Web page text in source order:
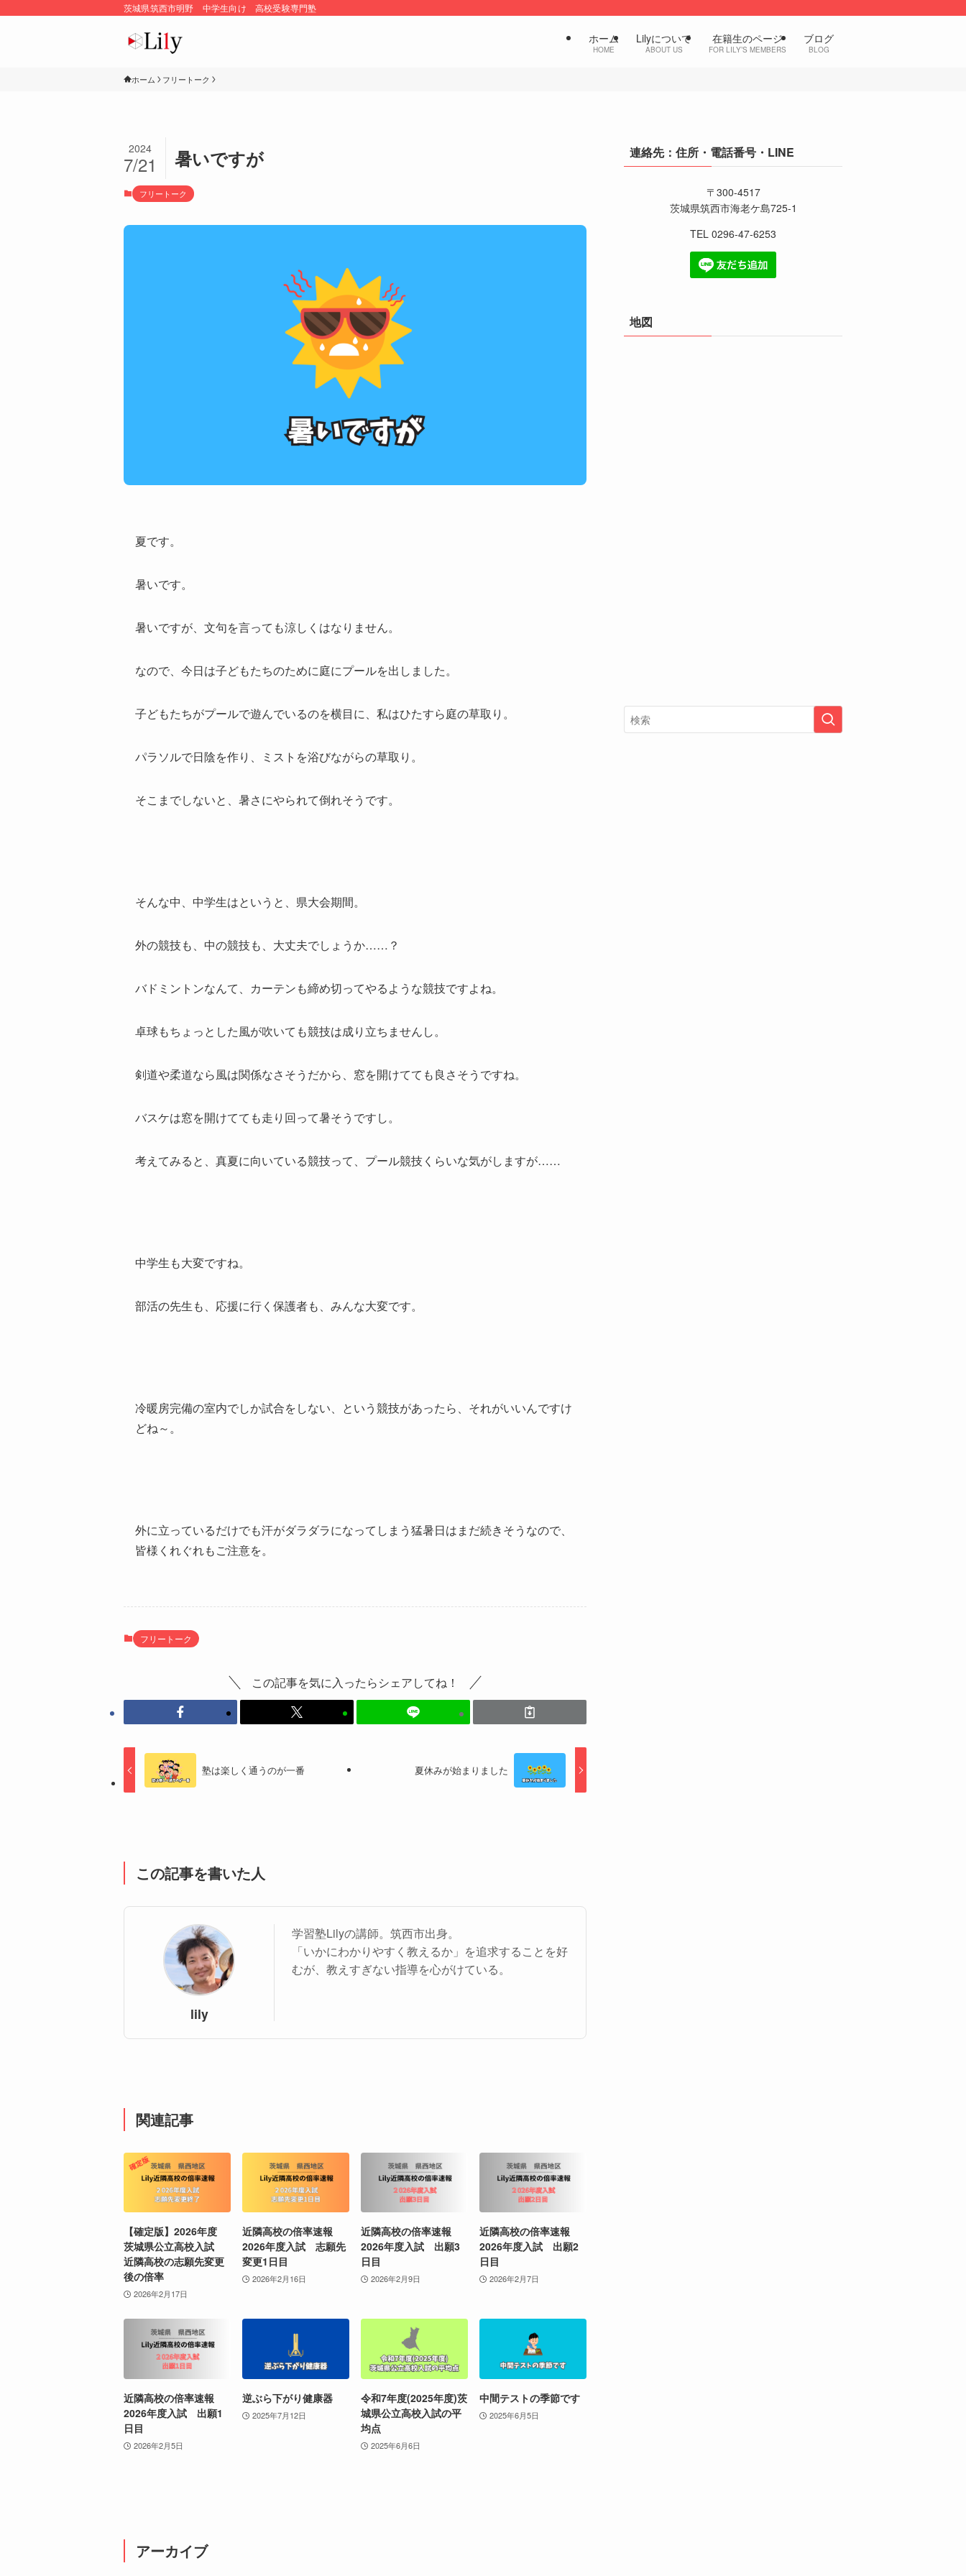
茨城県筑西市明野 中学生向け 高校受験専門塾
ホーム
HOME
Lilyについて
ABOUT US
在籍生のページ
FOR LILY’S MEMBERS
ブログ
BLOG
ホーム フリートーク
暑いですが
2024
7/21
フリートーク
夏です。
暑いです。
暑いですが、文句を言っても涼しくはなりません。
なので、今日は子どもたちのために庭にプールを出しました。
子どもたちがプールで遊んでいるのを横目に、私はひたすら庭の草取り。
パラソルで日陰を作り、ミストを浴びながらの草取り。
そこまでしないと、暑さにやられて倒れそうです。
そんな中、中学生はというと、県大会期間。
外の競技も、中の競技も、大丈夫でしょうか……？
バドミントンなんて、カーテンも締め切ってやるような競技ですよね。
卓球もちょっとした風が吹いても競技は成り立ちませんし。
剣道や柔道なら風は関係なさそうだから、窓を開けてても良さそうですね。
バスケは窓を開けてても走り回って暑そうですし。
考えてみると、真夏に向いている競技って、プール競技くらいな気がしますが……
中学生も大変ですね。
部活の先生も、応援に行く保護者も、みんな大変です。
冷暖房完備の室内でしか試合をしない、という競技があったら、それがいいんですけ
どね～。
外に立っているだけでも汗がダラダラになってしまう猛暑日はまだ続きそうなので、
皆様くれぐれもご注意を。
フリートーク
この記事を気に入ったらシェアしてね！
塾は楽しく通うのが一番 夏休みが始まりました
この記事を書いた人
lily
学習塾Lilyの講師。筑西市出身。
「いかにわかりやすく教えるか」を追求することを好
むが、教えすぎない指導を心がけている。
関連記事
【確定版】2026年度
茨城県公立高校入試
近隣高校の志願先変更
後の倍率
2026年2月17日
近隣高校の倍率速報
2026年度入試 志願先
変更1日目
2026年2月16日
近隣高校の倍率速報
2026年度入試 出願3
日目
2026年2月9日
近隣高校の倍率速報
2026年度入試 出願2
日目
2026年2月7日
近隣高校の倍率速報
2026年度入試 出願1
日目
2026年2月5日
逆ぶら下がり健康器
2025年7月12日
令和7年度(2025年度)茨
城県公立高校入試の平
均点
2025年6月6日
中間テストの季節です
2025年6月5日
アーカイブ
連絡先：住所・電話番号・LINE
〒300-4517
茨城県筑西市海老ケ島725-1
TEL 0296-47-6253
地図